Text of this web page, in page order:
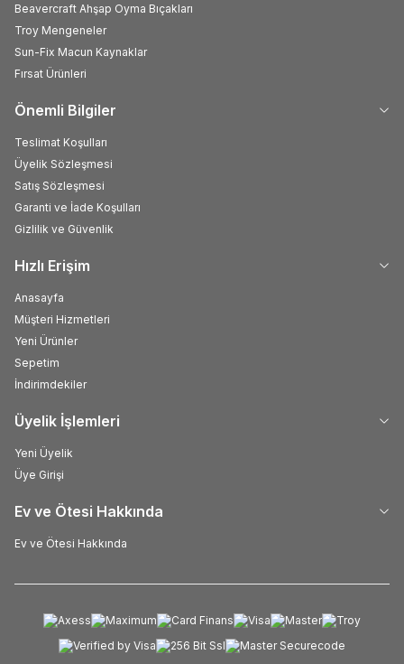
Beavercraft Ahşap Oyma Bıçakları
Troy Mengeneler
Sun-Fix Macun Kaynaklar
Fırsat Ürünleri
Önemli Bilgiler
Teslimat Koşulları
Üyelik Sözleşmesi
Satış Sözleşmesi
Garanti ve İade Koşulları
Gizlilik ve Güvenlik
Hızlı Erişim
Anasayfa
Müşteri Hizmetleri
Yeni Ürünler
Sepetim
İndirimdekiler
Üyelik İşlemleri
Yeni Üyelik
Üye Girişi
Ev ve Ötesi Hakkında
Ev ve Ötesi Hakkında